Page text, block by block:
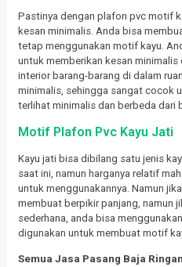
Pastinya dengan plafon pvc motif
kesan minimalis. Anda bisa
tetap menggunakan motif kayu.
untuk memberikan kesan
interior barang-barang di dalam
minimalis, sehingga sangat cocok
terlihat minimalis dan berbeda dari
Motif Plafon Pvc Kayu Jati
Kayu jati bisa dibilang satu jenis
saat ini, namun harganya relatif
untuk menggunakannya. Namun
membuat berpikir panjang, namun
sederhana, anda bisa
digunakan untuk membuat motif
Semua Jasa Pasang Baja Ringan